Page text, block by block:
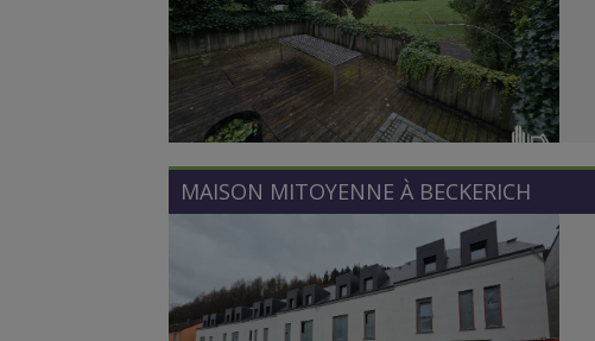
MAISON MITOYENNE À BECKERICH